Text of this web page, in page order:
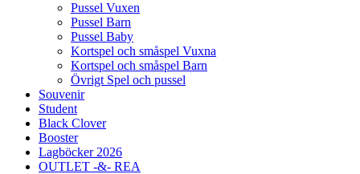
Pussel Vuxen
Pussel Barn
Pussel Baby
Kortspel och småspel Vuxna
Kortspel och småspel Barn
Övrigt Spel och pussel
Souvenir
Student
Black Clover
Booster
Lagböcker 2026
OUTLET -&- REA